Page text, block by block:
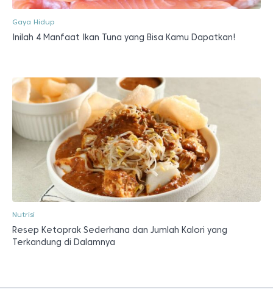
Gaya Hidup
Inilah 4 Manfaat Ikan Tuna yang Bisa Kamu Dapatkan!
Nutrisi
Resep Ketoprak Sederhana dan Jumlah Kalori yang
Terkandung di Dalamnya